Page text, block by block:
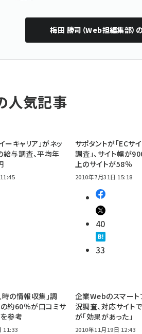
梅田 勝司（Web担編集部）
人気記事
ーキャリア」がネッ
給与調査、平均年
サポタントが「ECサ
調査」、サイト幅が
上のサイトが58％
2010年7月31日 15:18
40
33
の情報収集」調
の約60％が口コミサ
参考
11:33
企業Webのスマート
況調査、対応サイト
が「効果があった」
2010年11月19日 12:43